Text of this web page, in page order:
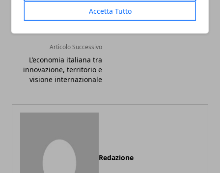
Accetta Tutto
Articolo Successivo
L’economia italiana tra
innovazione, territorio e
visione internazionale
Redazione